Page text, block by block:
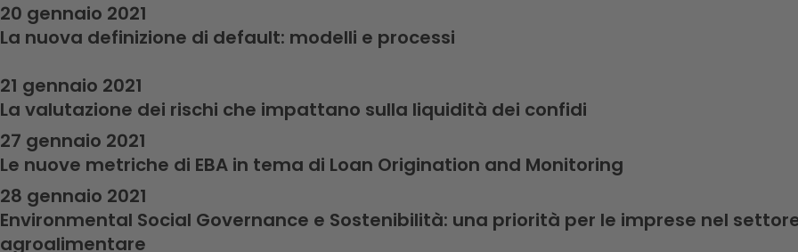
20 gennaio 2021
La nuova definizione di default: modelli e processi
21 gennaio 2021
La valutazione dei rischi che impattano sulla liquidità dei confidi
27 gennaio 2021
Le nuove metriche di EBA in tema di Loan Origination and Monitoring
28 gennaio 2021
Environmental Social Governance e Sostenibilità: una priorità per le imprese nel
agroalimentare